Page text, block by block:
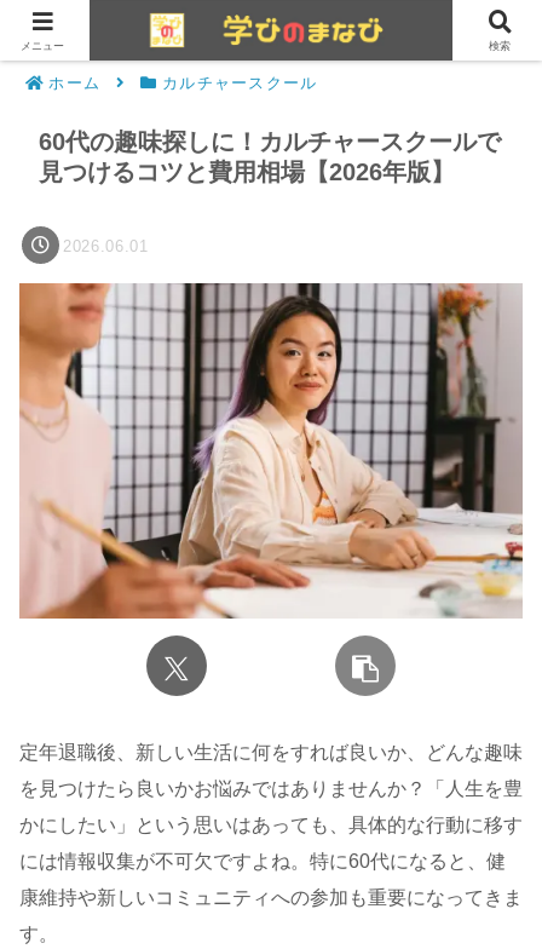
ホーム カルチャースクール
60代の趣味探しに！カルチャースクールで
見つけるコツと費用相場【2026年版】
2026.06.01
定年退職後、新しい生活に何をすれば良いか、どんな趣味
を見つけたら良いかお悩みではありませんか？「人生を豊
かにしたい」という思いはあっても、具体的な行動に移す
には情報収集が不可欠ですよね。特に60代になると、健
康維持や新しいコミュニティへの参加も重要になってきま
す。
メニュー 検索